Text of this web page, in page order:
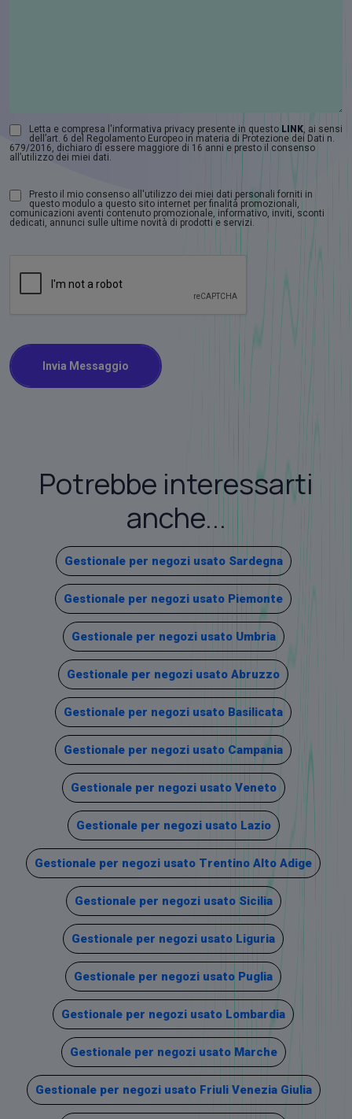
Letta e compresa l'informativa privacy presente in questo LINK , ai sensi
dell’art. 6 del Regolamento Europeo in materia di Protezione dei Dati n.
679/2016, dichiaro di essere maggiore di 16 anni e presto il consenso
all’utilizzo dei miei dati.
Presto il mio consenso all'utilizzo dei miei dati personali forniti in
questo modulo a questo sito internet per finalità promozionali,
comunicazioni aventi contenuto promozionale, informativo, inviti, sconti
dedicati, annunci sulle ultime novità di prodotti e servizi.
Invia Messaggio
Potrebbe interessarti
anche...
Gestionale per negozi usato Sardegna
Gestionale per negozi usato Piemonte
Gestionale per negozi usato Umbria
Gestionale per negozi usato Abruzzo
Gestionale per negozi usato Basilicata
Gestionale per negozi usato Campania
Gestionale per negozi usato Veneto
Gestionale per negozi usato Lazio
Gestionale per negozi usato Trentino Alto Adige
Gestionale per negozi usato Sicilia
Gestionale per negozi usato Liguria
Gestionale per negozi usato Puglia
Gestionale per negozi usato Lombardia
Gestionale per negozi usato Marche
Gestionale per negozi usato Friuli Venezia Giulia